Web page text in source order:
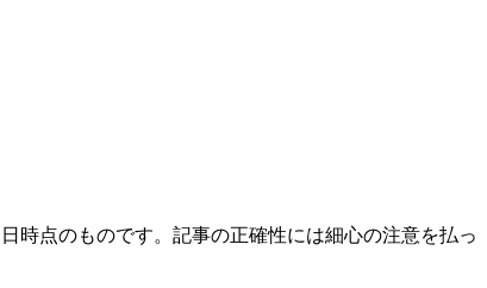
時点のものです。記事の正確性には細心の注意を払っ